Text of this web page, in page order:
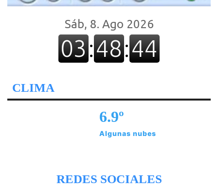
CLIMA
6.9º
Algunas nubes
REDES SOCIALES